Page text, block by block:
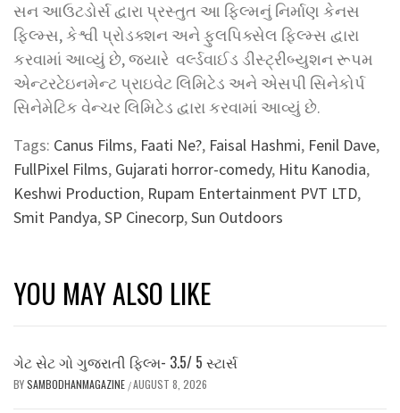
સન આઉટડોર્સ દ્વારા પ્રસ્તુત આ ફિલ્મનું નિર્માણ કેનસ
ફિલ્મ્સ, કેશ્વી પ્રોડક્શન અને ફુલપિક્સેલ ફિલ્મ્સ દ્વારા
કરવામાં આવ્યું છે, જ્યારે વર્લ્ડવાઈડ ડીસ્ટ્રીબ્યુશન રૂપમ
એન્ટરટેઇનમેન્ટ પ્રાઇવેટ લિમિટેડ અને એસપી સિનેકોર્પ
સિનેમેટિક વેન્ચર લિમિટેડ દ્વારા કરવામાં આવ્યું છે.
Tags: Canus Films, Faati Ne?, Faisal Hashmi, Fenil Dave,
FullPixel Films, Gujarati horror-comedy, Hitu Kanodia,
Keshwi Production, Rupam Entertainment PVT LTD,
Smit Pandya,SP Cinecorp,Sun Outdoors
YOU MAY ALSO LIKE
ગેટ સેટ ગો ગુજરાતી ફિલ્મ- 3.5/ 5 સ્ટાર્સ
BYSAMBODHANMAGAZINE /AUGUST 8, 2026